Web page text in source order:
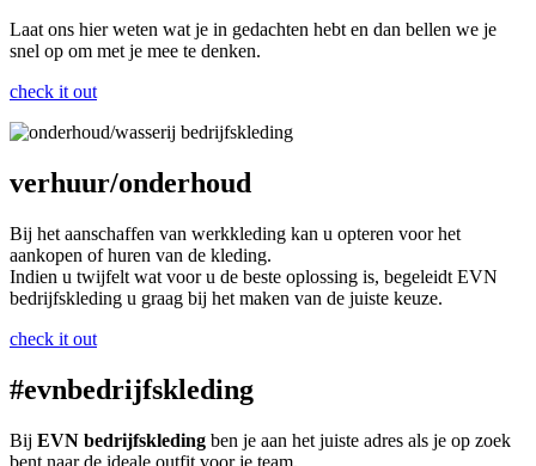
Laat ons hier weten wat je in gedachten hebt en dan bellen we je
snel op om met je mee te denken.
check it out
verhuur/onderhoud
Bij het aanschaffen van werkkleding kan u opteren voor het
aankopen of huren van de kleding.
Indien u twijfelt wat voor u de beste oplossing is, begeleidt EVN
bedrijfskleding u graag bij het maken van de juiste keuze.
check it out
#evnbedrijfskleding
Bij EVN bedrijfskleding ben je aan het juiste adres als je op zoek
bent naar de ideale outfit voor je team.